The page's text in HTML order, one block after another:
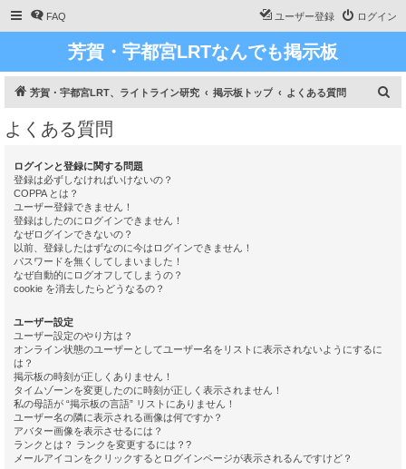
FAQ ログイン
ユーザー登録
芳賀・宇都宮LRTなんでも掲示板
芳賀・宇都宮LRT、ライトライン研究 掲示板トップ よくある質問
よくある質問
ログインと登録に関する問題
登録は必ずしなければいけないの？
COPPA とは？
ユーザー登録できません！
登録はしたのにログインできません！
なぜログインできないの？
以前、登録したはずなのに今はログインできません！
パスワードを無くしてしまいました！
なぜ自動的にログオフしてしまうの？
cookie を消去したらどうなるの？
ユーザー設定
ユーザー設定のやり方は？
オンライン状態のユーザーとしてユーザー名をリストに表示されないようにするに
は？
掲示板の時刻が正しくありません！
タイムゾーンを変更したのに時刻が正しく表示されません！
私の母語が “掲示板の言語” リストにありません！
ユーザー名の隣に表示される画像は何ですか？
アバター画像を表示させるには？
ランクとは？ ランクを変更するには？?
メールアイコンをクリックするとログインページが表示されるんですけど？